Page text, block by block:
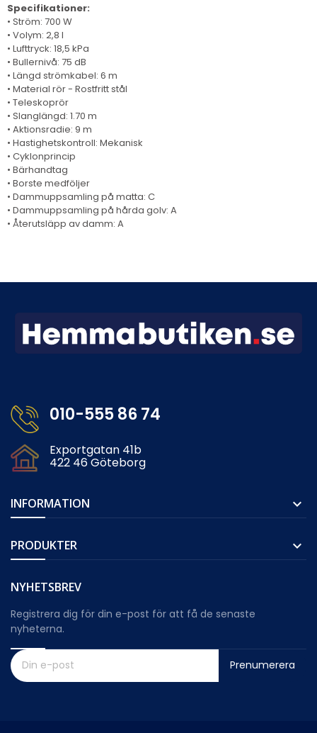
Specifikationer:
• Ström: 700 W
• Volym: 2,8 l
• Lufttryck: 18,5 kPa
• Bullernivå: 75 dB
• Längd strömkabel: 6 m
• Material rör - Rostfritt stål
• Teleskoprör
• Slanglängd: 1.70 m
• Aktionsradie: 9 m
• Hastighetskontroll: Mekanisk
• Cyklonprincip
• Bärhandtag
• Borste medföljer
• Dammuppsamling på matta: C
• Dammuppsamling på hårda golv: A
• Återutsläpp av damm: A
010-555 86 74
Exportgatan 41b
422 46 Göteborg
INFORMATION 
PRODUKTER 
NYHETSBREV
Registrera dig för din e-post för att få de senaste
nyheterna.
Prenumerera